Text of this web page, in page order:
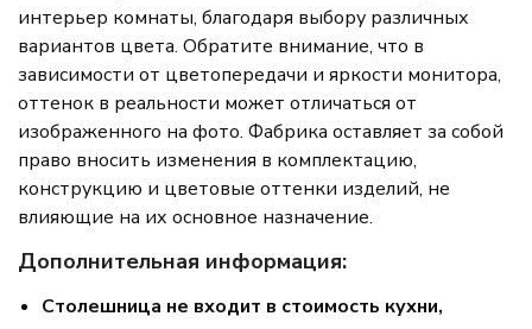
интерьер комнаты, благодаря выбору различных
вариантов цвета. Обратите внимание, что в
зависимости от цветопередачи и яркости монитора,
оттенок в реальности может отличаться от
изображенного на фото. Фабрика оставляет за собой
право вносить изменения в комплектацию,
конструкцию и цветовые оттенки изделий, не
влияющие на их основное назначение.
Дополнительная информация:
Столешница не входит в стоимость кухни,